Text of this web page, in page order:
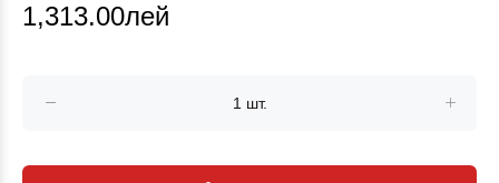
1,313.00лей